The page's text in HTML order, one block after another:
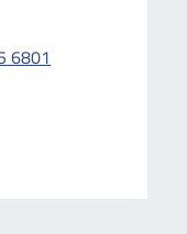
6801